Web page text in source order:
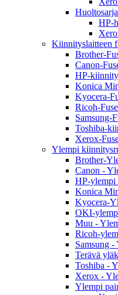
Huoltosarja
HP-
Kiinnityslaitteen
Brother-
Canon-
HP-
Konica
Kyocera-
Ricoh-
Samsung-
Toshiba-
Xerox-
Ylempi
Brother-
Canon -
HP-ylempi
Konica
Kyocera-
OKI-
Muu -
Ricoh-
Samsung
Terävä
Toshiba -
Xerox -
Ylempi